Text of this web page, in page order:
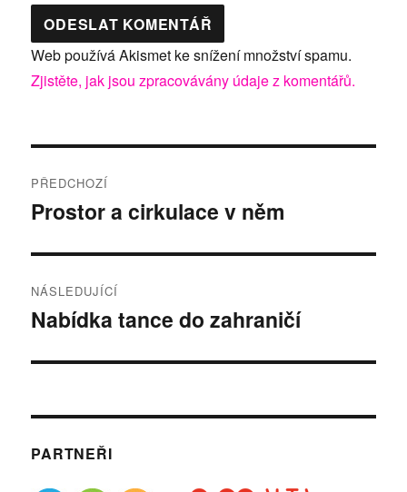
Web používá Akismet ke snížení množství spamu.
Zjistěte, jak jsou zpracovávány údaje z komentářů.
pro
PŘEDCHOZÍ
Předchozí
Prostor a cirkulace v něm
NÁSLEDUJÍCÍ
Následující
Nabídka tance do zahraničí
PARTNEŘI